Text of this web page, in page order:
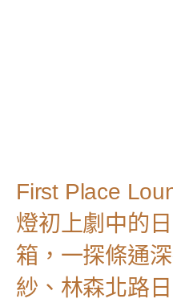
First Place
燈初上劇中的
箱，一探條通
紗、林森北路